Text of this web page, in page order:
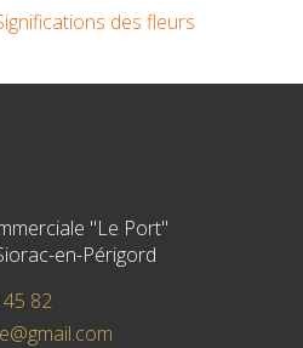
des fleurs
"Le Port"
en-Périgord
82